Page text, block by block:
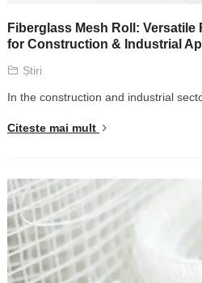
Fiberglass Mesh Roll : Versatile
for Construction & Industrial
Știri
In the construction and industrial
Citeste mai mult